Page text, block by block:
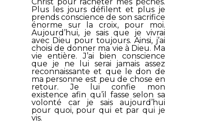
Plus les jours défilent et plus je
prends conscience de son sacrifice
énorme sur la croix, pour moi.
Aujourd’hui, je sais que je vivrai
avec Dieu pour toujours. Ainsi, j’ai
choisi de donner ma vie à Dieu. Ma
vie entière. J’ai bien conscience
que je ne lui serai jamais assez
reconnaissante et que le don de
ma personne est peu de chose en
retour. Je lui confie mon
existence afin qu’il fasse selon sa
volonté car je sais aujourd’hui
pour quoi, pour qui et par qui je
vis.